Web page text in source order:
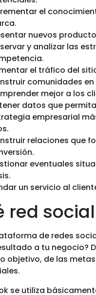
el
nuevos
y analizar las
el tráfico del
comunidades en
mejor a los
datos que
empresarial
relaciones que
eventuales
un servicio al
red
de redes
a tu negocio?
objetivo, de las
se utiliza